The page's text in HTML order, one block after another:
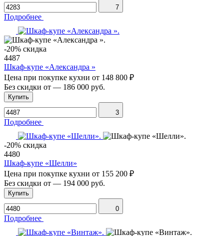
7
Подробнее
-20% скидка
4487
Шкаф-купе «Александра »
Цена при покупке кухни от 148 800 ₽
Без скидки от — 186 000 руб.
Купить
3
Подробнее
-20% скидка
4480
Шкаф-купе «Шелли»
Цена при покупке кухни от 155 200 ₽
Без скидки от — 194 000 руб.
Купить
0
Подробнее